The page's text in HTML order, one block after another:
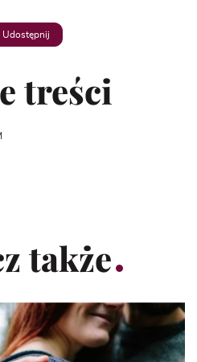
Udostępnij
treści
także